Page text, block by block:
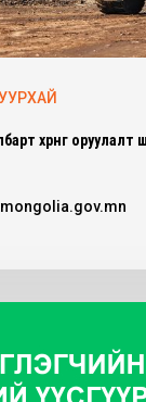
хөрөнгө